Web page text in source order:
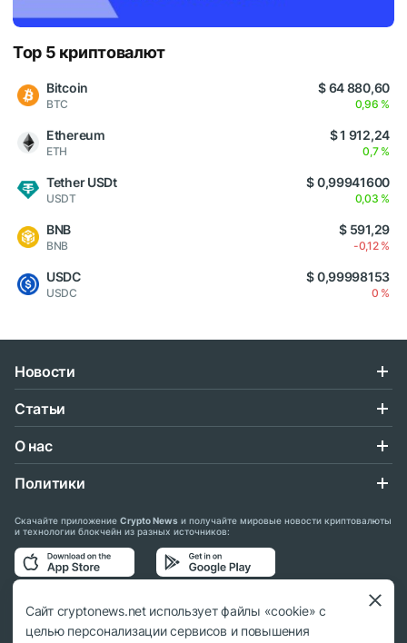
Top 5 криптовалют
Bitcoin
BTC
$ 64 880,60
0,96 %
Ethereum
ETH
$ 1 912,24
0,7 %
Tether USDt
USDT
$ 0,99941600
0,03 %
BNB
BNB
$ 591,29
-0,12 %
USDC
USDC
$ 0,99998153
0 %
Новости
Статьи
О нас
Политики
Скачайте приложение Crypto News и получайте мировые новости криптовалюты
и технологии блокчейн из разных источников:
Подписывайтесь на нас в социальных сетях:
Сайт cryptonews.net использует файлы «cookie» с
целью персонализации сервисов и повышения